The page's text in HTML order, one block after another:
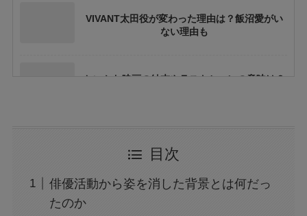
VIVANT太田役が変わった理由は？飯沼愛がい
ない理由も
ちいかわ映画の結末やラストシーンの意味は？
結婚してる？
目次
俳優活動から姿を消した背景とは何だっ
たのか